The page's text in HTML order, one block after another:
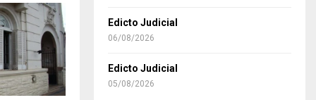
Edicto Judicial
06/08/2026
Edicto Judicial
05/08/2026